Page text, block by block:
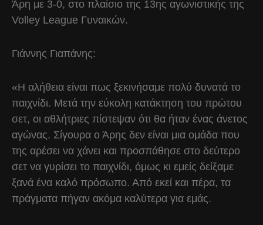
Άρη με 3-0, στο πλαίσιο της 13ης αγωνιστικής της
Volley League Γυναικών.
Γιάννης Γιαπάνης:
«Η αλήθεια είναι πως ξεκινήσαμε πολύ δυνατά το
παιχνίδι. Μετά την εύκολη κατάκτηση του πρώτου
σετ, οι αθλήτριες πίστεψαν ότι θα ήταν ένας άνετος
αγώνας. Σίγουρα ο Άρης δεν είναι μια ομάδα που
της αρέσει να χάνει και προσπάθησε στο δεύτερο
σετ να γυρίσει το παιχνίδι, όμως κι εμείς δείξαμε
ξανά ένα καλό πρόσωπο. Από εκεί και πέρα, τα
πράγματα πήγαν ακόμα καλύτερα για εμάς.